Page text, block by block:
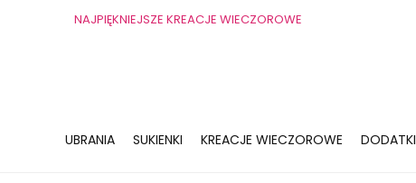
NAJPIĘKNIEJSZE KREACJE WIECZOROWE
UBRANIA SUKIENKI KREACJE WIECZOROWE DODATKI